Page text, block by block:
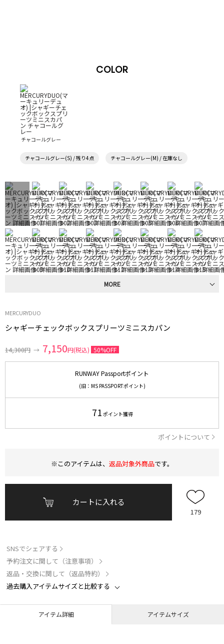
COLOR
チャコールグレー
チャコールグレー(S) / 残り4点 チャコールグレー(M) / 在庫なし
MORE
MERCURYDUO
シャギーチェックボックスプリーツミニスカパン
14,300円 → 7,150円(税込) 50%OFF
RUNWAY Passportポイント
(旧：MS PASSPORTポイント)
71 ポイント獲得
ポイントについて
※このアイテムは、 返品対象外商品です。
カートに入れる
179
SNSでシェアする
予約注文に関して（注意事項）
返品・交換に関して（返品特約）
過去購入アイテムサイズと比較する
アイテム詳細 アイテムサイズ